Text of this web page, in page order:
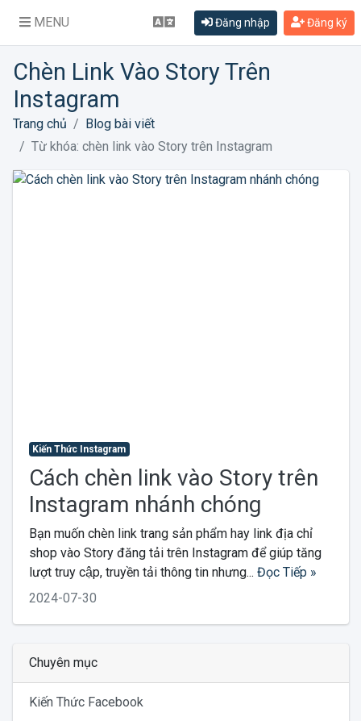
MENU Đăng nhập Đăng ký
Chèn Link Vào Story Trên
Instagram
Trang chủ
Blog bài viết
Từ khóa: chèn link vào Story trên Instagram
Kiến Thức Instagram
Cách chèn link vào Story trên
Instagram nhánh chóng
Bạn muốn chèn link trang sản phẩm hay link địa chỉ
shop vào Story đăng tải trên Instagram để giúp tăng
lượt truy cập, truyền tải thông tin nhưng... Đọc Tiếp »
2024-07-30
Chuyên mục
Kiến Thức Facebook